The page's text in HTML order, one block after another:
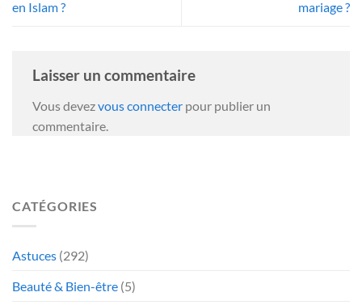
en Islam ?
mariage ?
Laisser un commentaire
Vous devezvous connecter pour publier un
commentaire.
CATÉGORIES
Astuces (292)
Beauté & Bien-être (5)